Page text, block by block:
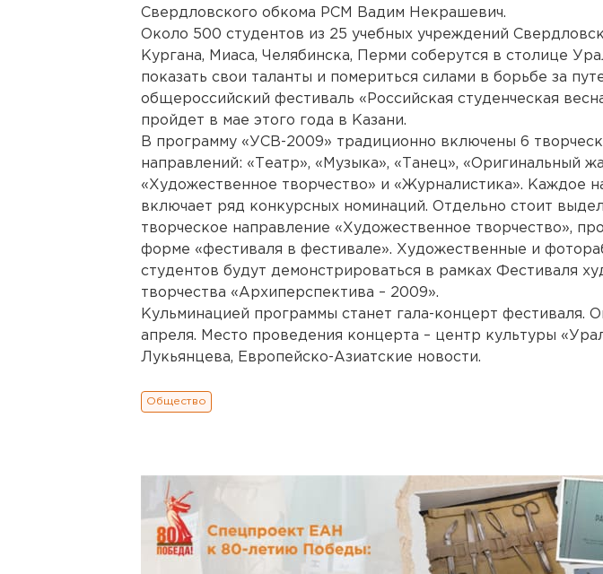
Свердловского обкома РСМ Вадим Некрашевич.
Около 500 студентов из 25 учебных учреждений
Кургана, Миаса, Челябинска, Перми соберутся в столице
показать свои таланты и помериться силами в борьбе за
общероссийский фестиваль «Российская студенческая
пройдет в мае этого года в Казани.
В программу «УСВ-2009» традиционно включены 6
направлений: «Театр», «Музыка», «Танец», «Оригинальный
«Художественное творчество» и «Журналистика». Каждое
включает ряд конкурсных номинаций. Отдельно стоит
творческое направление «Художественное творчество»,
форме «фестиваля в фестивале». Художественные и
студентов будут демонстрироваться в рамках Фестиваля
творчества «Архиперспектива – 2009».
Кульминацией программы станет гала-концерт фестиваля.
апреля. Место проведения концерта – центр культуры
Лукьянцева, Европейско-Азиатские новости.
Общество